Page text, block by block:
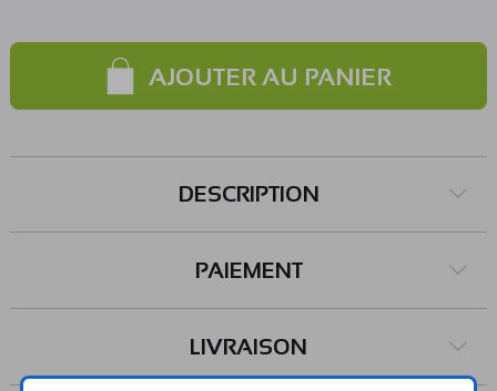
AJOUTER AU PANIER
DESCRIPTION
PAIEMENT
LIVRAISON